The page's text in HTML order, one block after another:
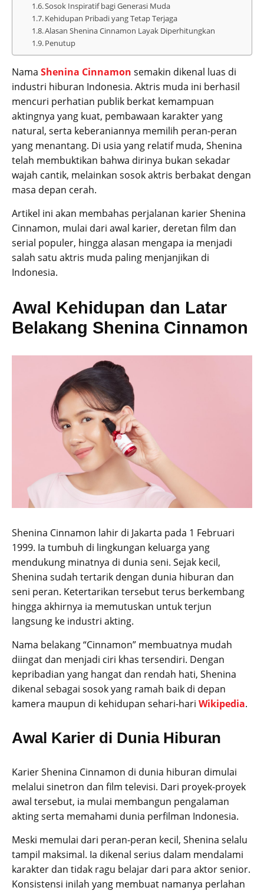
Sosok Inspiratif bagi Generasi Muda
Kehidupan Pribadi yang Tetap Terjaga
Alasan Shenina Cinnamon Layak Diperhitungkan
Penutup
Nama Shenina Cinnamon semakin dikenal luas di
industri hiburan Indonesia. Aktris muda ini berhasil
mencuri perhatian publik berkat kemampuan
aktingnya yang kuat, pembawaan karakter yang
natural, serta keberaniannya memilih peran-peran
yang menantang. Di usia yang relatif muda, Shenina
telah membuktikan bahwa dirinya bukan sekadar
wajah cantik, melainkan sosok aktris berbakat dengan
masa depan cerah.
Artikel ini akan membahas perjalanan karier Shenina
Cinnamon, mulai dari awal karier, deretan film dan
serial populer, hingga alasan mengapa ia menjadi
salah satu aktris muda paling menjanjikan di
Indonesia.
Awal Kehidupan dan Latar
Belakang Shenina Cinnamon
Shenina Cinnamon lahir di Jakarta pada 1 Februari
1999. Ia tumbuh di lingkungan keluarga yang
mendukung minatnya di dunia seni. Sejak kecil,
Shenina sudah tertarik dengan dunia hiburan dan
seni peran. Ketertarikan tersebut terus berkembang
hingga akhirnya ia memutuskan untuk terjun
langsung ke industri akting.
Nama belakang “Cinnamon” membuatnya mudah
diingat dan menjadi ciri khas tersendiri. Dengan
kepribadian yang hangat dan rendah hati, Shenina
dikenal sebagai sosok yang ramah baik di depan
kamera maupun di kehidupan sehari-hari Wikipedia.
Awal Karier di Dunia Hiburan
Karier Shenina Cinnamon di dunia hiburan dimulai
melalui sinetron dan film televisi. Dari proyek-proyek
awal tersebut, ia mulai membangun pengalaman
akting serta memahami dunia perfilman Indonesia.
Meski memulai dari peran-peran kecil, Shenina selalu
tampil maksimal. Ia dikenal serius dalam mendalami
karakter dan tidak ragu belajar dari para aktor senior.
Konsistensi inilah yang membuat namanya perlahan